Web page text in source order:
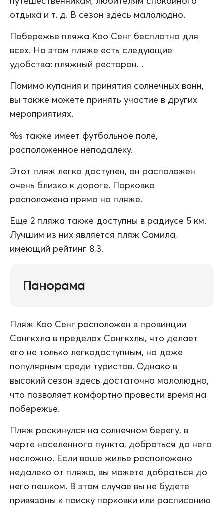
отдыха и т. д. В сезон здесь малолюдно.
Побережье пляжа Као Сенг бесплатно для
всех. На этом пляже есть следующие
удобства: пляжный ресторан. .
Помимо купания и принятия солнечных ванн,
вы также можете принять участие в других
мероприятиях.
%s также имеет футбольное поле,
расположенное неподалеку.
Этот пляж легко доступен, он расположен
очень близко к дороге. Парковка
расположена прямо на пляже.
Еще 2 пляжа также доступны в радиусе 5 км.
Лучшим из них является пляж Самила,
имеющий рейтинг 8,3.
Панорама
Пляж Као Сенг расположен в провинции
Сонгкхла в пределах Сонгкхлы, что делает
его не только легкодоступным, но даже
популярным среди туристов. Однако в
высокий сезон здесь достаточно малолюдно,
что позволяет комфортно провести время на
побережье.
Пляж раскинулся на солнечном берегу, в
черте населенного пункта, добраться до него
несложно. Если ваше жилье расположено
недалеко от пляжа, вы можете добраться до
него пешком. В этом случае вы не будете
привязаны к поиску парковки или расписанию